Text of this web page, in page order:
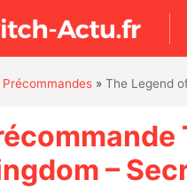
Précommandes» The Legend
–